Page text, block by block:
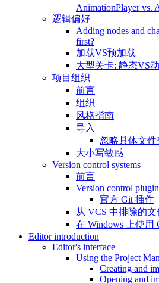
AnimationPlayer vs.
逻辑偏好
Adding nodes and
first?
加载VS预加载
大型关卡: 静态VS
项目组织
前言
组织
风格指南
导入
忽略具体文件
大小写敏感
Version control systems
前言
Version control
官方 Git 插件
从 VCS 中排除的文
在 Windows 上使用
Editor introduction
Editor's interface
Using the Project
Creating and
Opening and